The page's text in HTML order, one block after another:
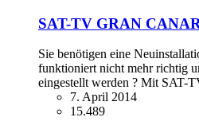
SAT-TV GRAN
Sie benötigen eine
funktioniert nicht mehr richtig
eingestellt werden ? Mit
7. April 2014
15.489